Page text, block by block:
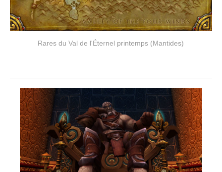
Rares du Val de l'Éternel printemps (Mantides)